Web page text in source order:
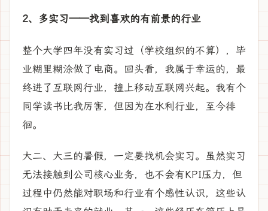
2、多实习——找到喜欢的有前景的行业
整个大学四年没有实习过（学校组织的不算），毕
业糊里糊涂做了电商。回头看，我属于幸运的，最
终进了互联网行业，撞上移动互联网兴起。我有个
同学读书比我厉害，但因为在水利行业，至今徘
徊。
大二、大三的暑假，一定要找机会实习。虽然实习
无法接触到公司核心业务，也不会有KPI压力，但
过程中仍然能对职场和行业有个感性认识，这些认